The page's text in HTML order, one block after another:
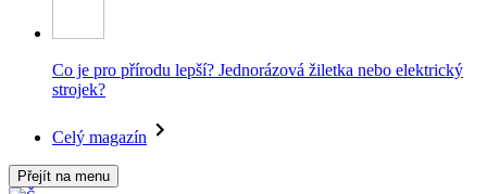
Co je pro přírodu lepší? Jednorázová žiletka nebo elektrický
strojek?
Celý magazín
Přejít na menu